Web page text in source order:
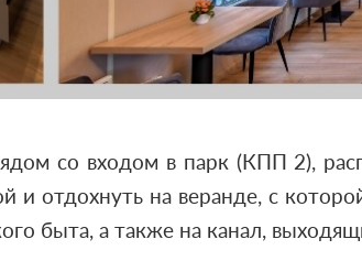
со входом в парк (КПП 2),
и отдохнуть на веранде, с
быта, а также на канал,